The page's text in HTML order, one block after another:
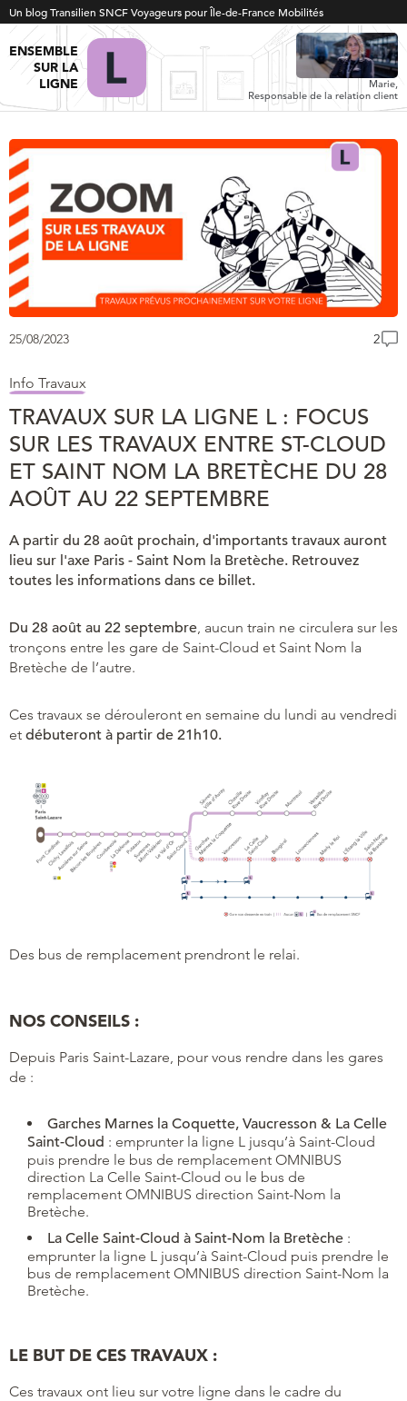
Un blog Transilien SNCF Voyageurs pour Île-de-France Mobilités
ENSEMBLE
SUR LA
LIGNE
Marie,
Responsable de la relation client
25/08/2023 2
Info Travaux
TRAVAUX SUR LA LIGNE L : FOCUS
SUR LES TRAVAUX ENTRE ST-CLOUD
ET SAINT NOM LA BRETÈCHE DU 28
AOÛT AU 22 SEPTEMBRE
A partir du 28 août prochain, d'importants travaux auront
lieu sur l'axe Paris - Saint Nom la Bretèche. Retrouvez
toutes les informations dans ce billet.
Du 28 août au 22 septembre , aucun train ne circulera sur les
tronçons entre les gare de Saint-Cloud et Saint Nom la
Bretèche de l’autre.
Ces travaux se dérouleront en semaine du lundi au vendredi
et débuteront à partir de 21h10.
Des bus de remplacement prendront le relai.
NOS CONSEILS :
Depuis Paris Saint-Lazare, pour vous rendre dans les gares
de :
Garches Marnes la Coquette, Vaucresson & La Celle
Saint-Cloud : emprunter la ligne L jusqu’à Saint-Cloud
puis prendre le bus de remplacement OMNIBUS
direction La Celle Saint-Cloud ou le bus de
remplacement OMNIBUS direction Saint-Nom la
Bretèche.
La Celle Saint-Cloud à Saint-Nom la Bretèche :
emprunter la ligne L jusqu’à Saint-Cloud puis prendre le
bus de remplacement OMNIBUS direction Saint-Nom la
Bretèche.
LE BUT DE CES TRAVAUX :
Ces travaux ont lieu sur votre ligne dans le cadre du